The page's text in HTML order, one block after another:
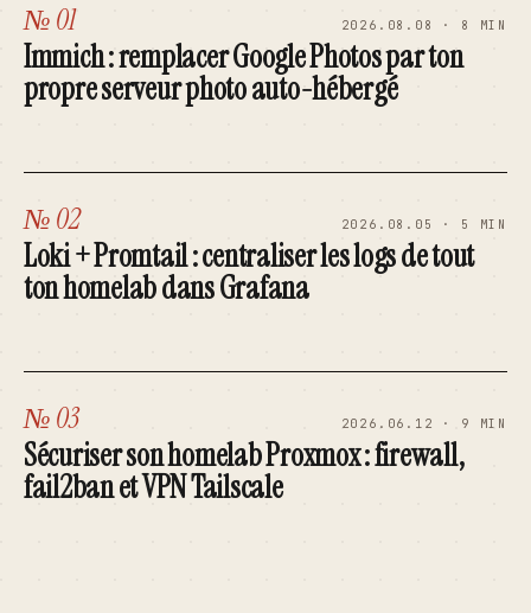
№ 01 2026.08.08 · 8 MIN
Immich : remplacer Google Photos par ton
propre serveur photo auto-hébergé
№ 02 2026.08.05 · 5 MIN
Loki + Promtail : centraliser les logs de tout
ton homelab dans Grafana
№ 03 2026.06.12 · 9 MIN
Sécuriser son homelab Proxmox : firewall,
fail2ban et VPN Tailscale